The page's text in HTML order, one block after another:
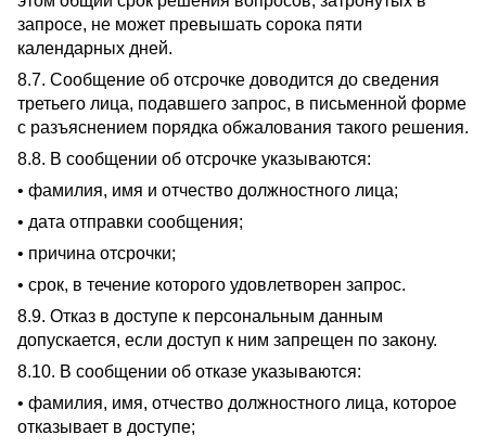
запросе, не может превышать сорока пяти
календарных дней.
8.7. Сообщение об отсрочке доводится до сведения
третьего лица, подавшего запрос, в письменной форме
с разъяснением порядка обжалования такого решения.
8.8. В сообщении об отсрочке указываются:
• фамилия, имя и отчество должностного лица;
• дата отправки сообщения;
• причина отсрочки;
• срок, в течение которого удовлетворен запрос.
8.9. Отказ в доступе к персональным данным
допускается, если доступ к ним запрещен по закону.
8.10. В сообщении об отказе указываются:
• фамилия, имя, отчество должностного лица, которое
отказывает в доступе;